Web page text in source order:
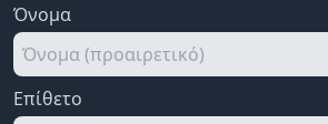
Όνομα
Επίθετο